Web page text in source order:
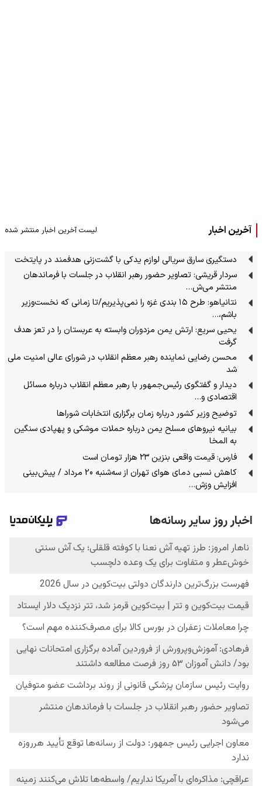
آخرین اخبار لیست آخرین اخبار منتشر شده
دستگیری سارق سریالی لوازم یدکی با گشت‌زنی هدفمند در پایتخت
سردار قریشی: تصاویر حضور رهبر انقلاب در جلسات با فرماندهان
منتشر می‌ش…
نتانیاهو: طرح ۱۵ بندی غزه را نمی‌پذیریم/تا زمانی که نخست‌وزیر
باشم،…
یحیی سریع: ارتش یمن مزدوران وابسته به عربستان را در تعز هدف
گرفت
محسن رضایی نماینده رهبر معظم انقلاب در شورای عالی امنیت ملی
شد
دیدار و گفتگوی رئیس‌جمهور با رهبر معظم انقلاب درباره مسائل
اقتصادی و…
توضیح وزیر کشور درباره زمان برگزاری انتخابات شوراها
بیانیه نیروهای مسلح یمن درباره حملات موشکی و پهپادی سنگین
به المخا
فارس: قیمت واقعی بنزین ۲۳ هزار تومان است
کاهش نسبی دمای هوای تهران از سه‌شنبه 20 مرداد / پیش‌بینی
افزایش وزش…